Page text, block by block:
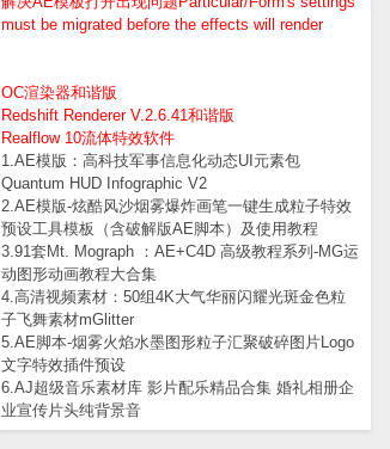
must be migrated before the effects will render
OC渲染器和谐版
Redshift Renderer V.2.6.41和谐版
Realflow 10流体特效软件
1.AE模版：高科技军事信息化动态UI元素包
Quantum HUD Infographic V2
2.AE模版-炫酷风沙烟雾爆炸画笔一键生成粒子特效
预设工具模板（含破解版AE脚本）及使用教程
3.91套Mt. Mograph ：AE+C4D 高级教程系列-MG运
动图形动画教程大合集
4.高清视频素材：50组4K大气华丽闪耀光斑金色粒
子飞舞素材mGlitter
5.AE脚本-烟雾火焰水墨图形粒子汇聚破碎图片Logo
文字特效插件预设
6.AJ超级音乐素材库 影片配乐精品合集 婚礼相册企
业宣传片头纯背景音